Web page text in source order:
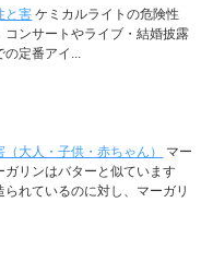
と害 ケミカルライトの危険性
コンサートやライブ・結婚披露
定番アイ...
大人・子供・赤ちゃん）
マー
ガリンはバターと似ています
れているのに対し、マーガリ